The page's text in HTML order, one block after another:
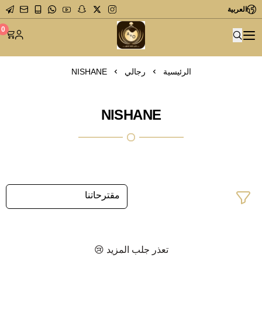
العربية
متجر عاشق العطور 0
الرئيسية رجالي NISHANE
NISHANE
تعذر جلب المزيد 😢